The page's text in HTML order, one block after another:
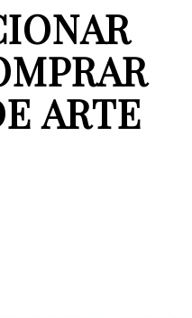
ARTE